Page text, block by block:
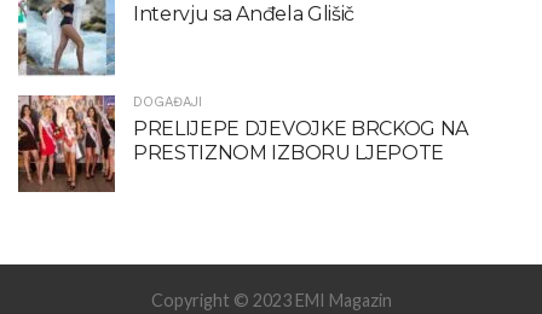
Intervju sa Anđela Glišič
DOGAĐAJI
PRELIJEPE DJEVOJKE BRCKOG NA
PRESTIZNOM IZBORU LJEPOTE
Copyright © 2023 EMI Magazin